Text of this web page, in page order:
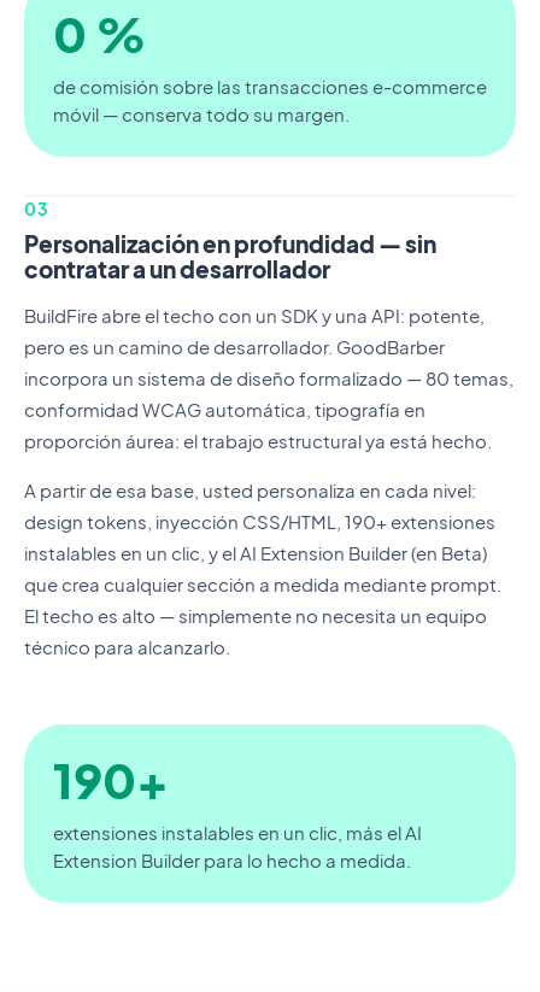
0 %
de comisión sobre las transacciones e-commerce
móvil — conserva todo su margen.
03
Personalización en profundidad — sin
contratar a un desarrollador
BuildFire abre el techo con un SDK y una API: potente,
pero es un camino de desarrollador. GoodBarber
incorpora un sistema de diseño formalizado — 80 temas,
conformidad WCAG automática, tipografía en
proporción áurea: el trabajo estructural ya está hecho.
A partir de esa base, usted personaliza en cada nivel:
design tokens, inyección CSS/HTML, 190+ extensiones
instalables en un clic, y el AI Extension Builder (en Beta)
que crea cualquier sección a medida mediante prompt.
El techo es alto — simplemente no necesita un equipo
técnico para alcanzarlo.
190+
extensiones instalables en un clic, más el AI
Extension Builder para lo hecho a medida.